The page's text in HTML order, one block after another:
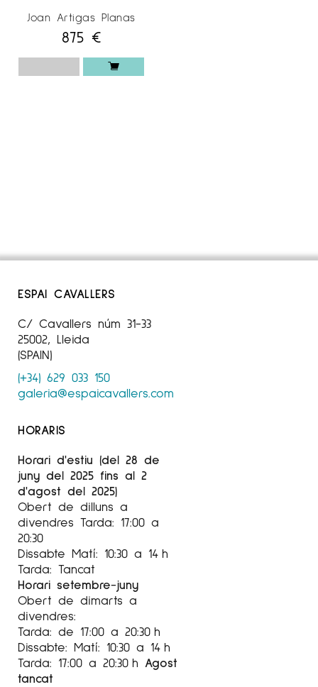
Joan Artigas Planas
875 €
ESPAI CAVALLERS
C/ Cavallers núm 31-33
25002, Lleida
(SPAIN)
(+34) 629 033 150
galeria@espaicavallers.com
HORARIS
Horari d'estiu (del 28 de
juny del 2025 fins al 2
d'agost del 2025)
Obert de dilluns a
divendres Tarda: 17:00 a
20:30
Dissabte Matí: 10:30 a 14 h
Tarda: Tancat
Horari setembre-juny
Obert de dimarts a
divendres:
Tarda: de 17:00 a 20:30 h
Dissabte: Matí: 10:30 a 14 h
Tarda: 17:00 a 20:30 h Agost
tancat